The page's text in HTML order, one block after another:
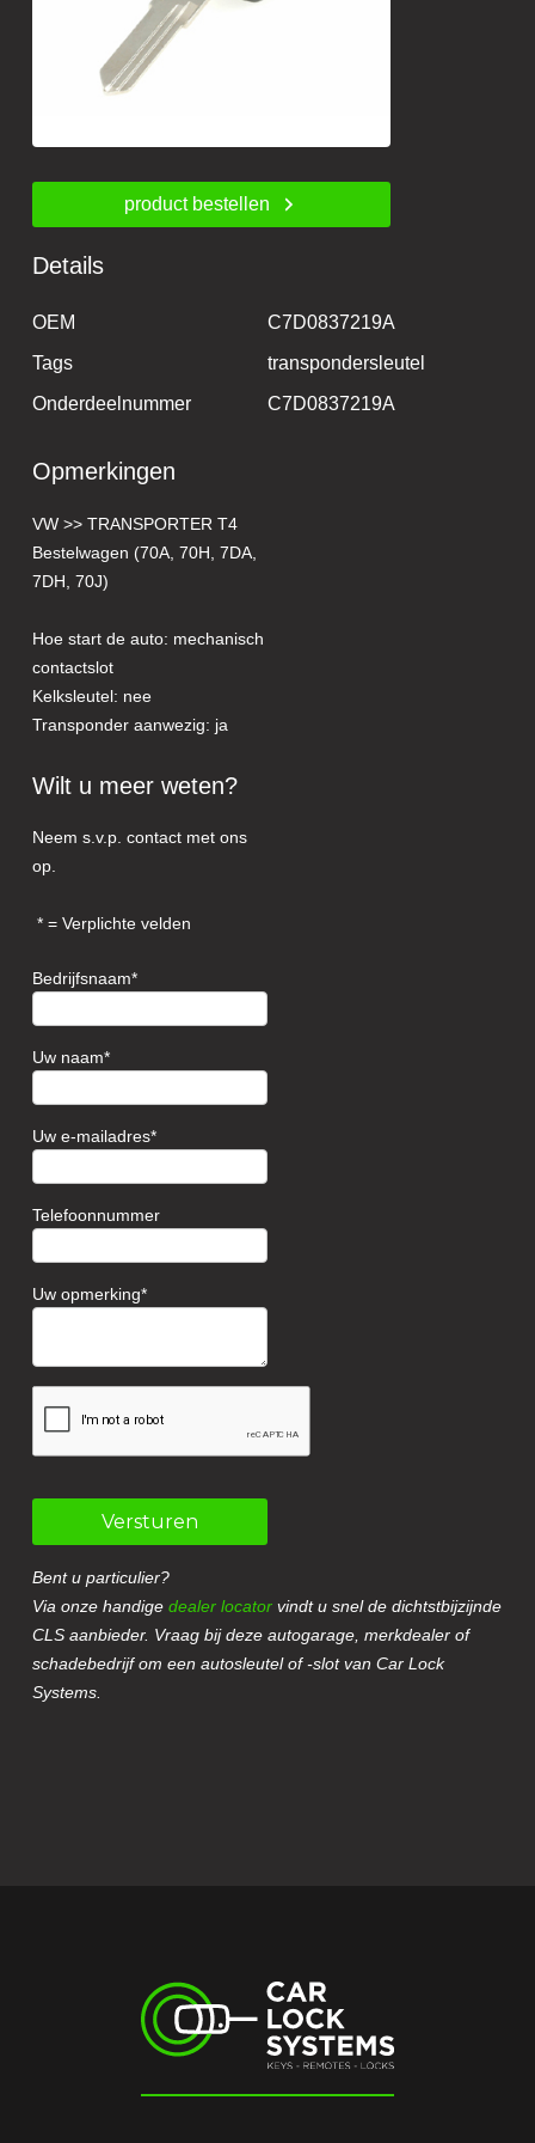
product bestellen
Details
OEM
C7D0837219A
Tags
transpondersleutel
Onderdeelnummer
C7D0837219A
Opmerkingen
VW >> TRANSPORTER T4
Bestelwagen (70A, 70H, 7DA,
7DH, 70J)
Hoe start de auto: mechanisch
contactslot
Kelksleutel: nee
Transponder aanwezig: ja
Wilt u meer weten?
Neem s.v.p. contact met ons
op.
= Verplichte velden
Bedrijfsnaam
Uw naam
Uw e-mailadres
Telefoonnummer
Uw opmerking
Versturen
Bent u particulier?
Via onze handigedealer locator vindt u snel de dichtstbijzijnde
CLS aanbieder. Vraag bij deze autogarage, merkdealer of
schadebedrijf om een autosleutel of -slot van Car Lock
Systems.